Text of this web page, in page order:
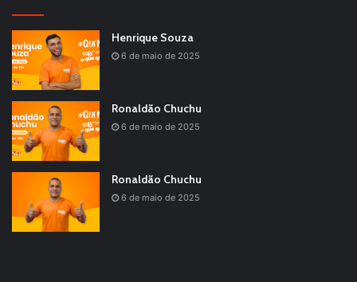
Henrique Souza
6 de maio de 2025
Ronaldão Chuchu
6 de maio de 2025
Ronaldão Chuchu
6 de maio de 2025